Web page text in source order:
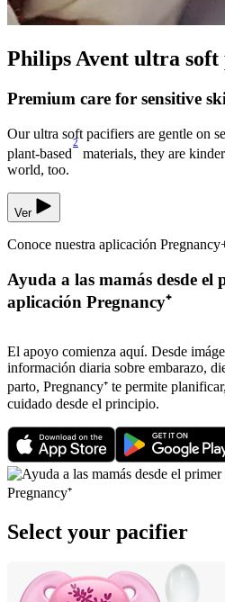
Philips Avent ultra soft
Premium care for sensitive
Our ultra soft pacifiers are gentle on
plant-based
2
materials, they are
world, too.
Ver
Conoce nuestra aplicación
Ayuda a las mamás desde el
aplicación Pregnancy⁺
El apoyo comienza aquí. Desde
información diaria sobre embarazo,
parto, Pregnancy⁺ te permite
cuidado desde el principio.
Select your pacifier